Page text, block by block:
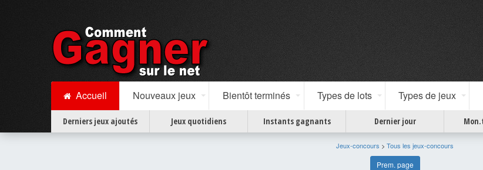
Accueil Nouveaux jeux Bientôt terminés Types de lots Types de jeux
Derniers jeux ajoutés Jeux quotidiens Instants gagnants Dernier jour
Jeux-concours > Tous les jeux-concours
Prem. page